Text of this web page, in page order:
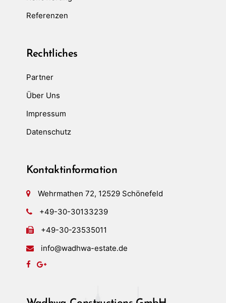
Referenzen
Rechtliches
Partner
Über Uns
Impressum
Datenschutz
Kontaktinformation
Wehrmathen 72, 12529 Schönefeld
+49-30-30133239
+49-30-23535011
info@wadhwa-estate.de